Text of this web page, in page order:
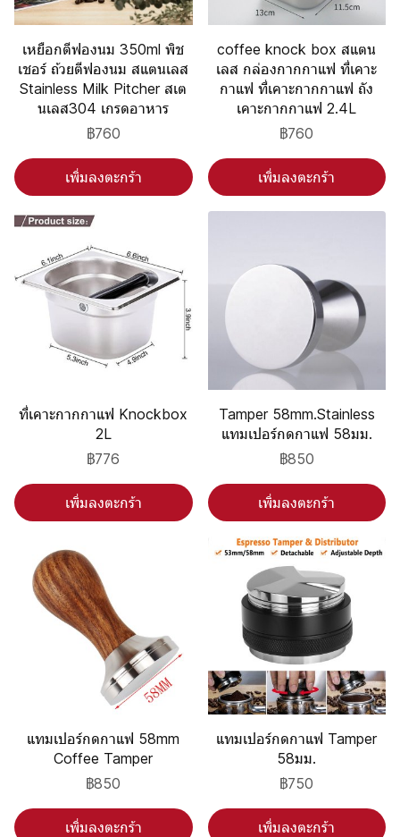
เหยือกตีฟองนม 350ml พิช
เชอร์ ถ้วยตีฟองนม สแตนเลส
Stainless Milk Pitcher สเต
นเลส304 เกรดอาหาร
฿760
เพิ่มลงตะกร้า
coffee knock box สแตน
เลส กล่องกากกาแฟ ที่เคาะ
กาแฟ ที่เคาะกากกาแฟ ถัง
เคาะกากกาแฟ 2.4L
฿760
เพิ่มลงตะกร้า
ที่เคาะกากกาแฟ Knockbox
2L
฿776
เพิ่มลงตะกร้า
Tamper 58mm.Stainless
แทมเปอร์กดกาแฟ 58มม.
฿850
เพิ่มลงตะกร้า
แทมเปอร์กดกาแฟ 58mm
Coffee Tamper
฿850
เพิ่มลงตะกร้า
แทมเปอร์กดกาแฟ Tamper
58มม.
฿750
เพิ่มลงตะกร้า